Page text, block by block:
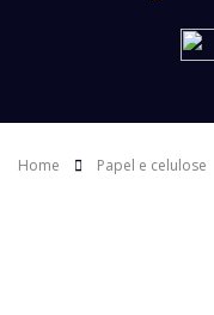
Home Papel e celulose